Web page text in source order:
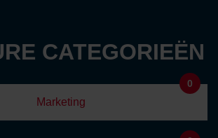
CATEGORIEËN
Marketing
0